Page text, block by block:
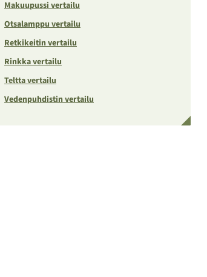
Makuupussi vertailu
Otsalamppu vertailu
Retkikeitin vertailu
Rinkka vertailu
Teltta vertailu
Vedenpuhdistin vertailu